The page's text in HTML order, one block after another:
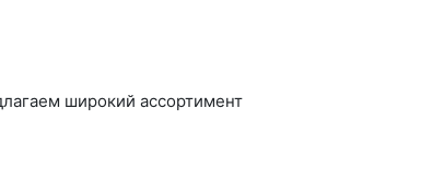
широкий ассортимент